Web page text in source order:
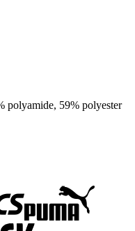
polyamide, 59% polyester